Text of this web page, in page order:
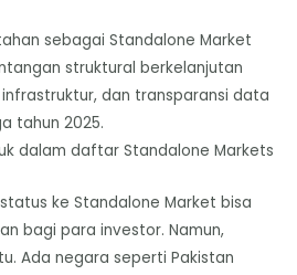
sebagai Standalone Market
struktural berkelanjutan
dan transparansi data
tahun 2025.
dalam daftar Standalone Markets
ke Standalone Market bisa
bagi para investor. Namun,
Ada negara seperti Pakistan